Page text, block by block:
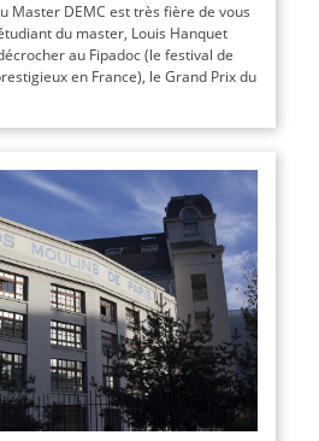
Master DEMC est très fière de vous
du master, Louis Hanquet
au Fipadoc (le festival de
en France), le Grand Prix du